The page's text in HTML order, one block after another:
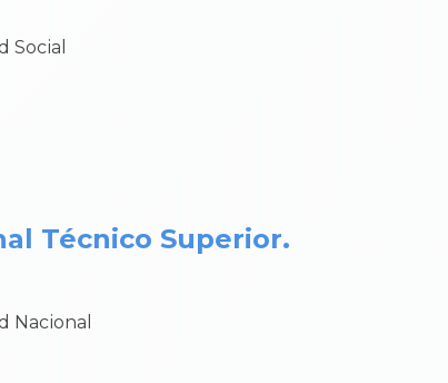
Social
Técnico Superior.
Nacional